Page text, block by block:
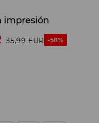
impresión
35,99 EUR -58%